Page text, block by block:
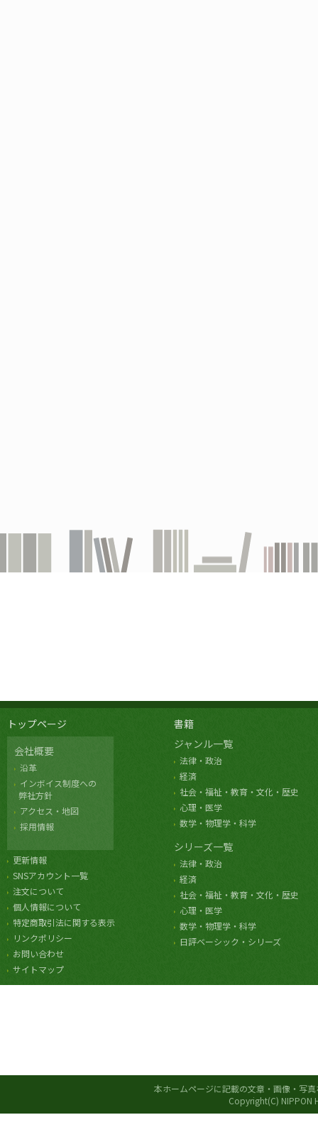
トップページ
会社概要
沿革
インボイス制度への
弊社方針
アクセス・地図
採用情報
更新情報
SNSアカウント一覧
注文について
個人情報について
特定商取引法に関する表示
リンクポリシー
お問い合わせ
サイトマップ
書籍
ジャンル一覧
法律・政治
経済
社会・福祉・教育・文化・歴史
心理・医学
数学・物理学・科学
シリーズ一覧
法律・政治
経済
社会・福祉・教育・文化・歴史
心理・医学
数学・物理学・科学
日評ベーシック・シリーズ
本ホームページに記載の文章・画像・写
Copyright(C) NIPPON